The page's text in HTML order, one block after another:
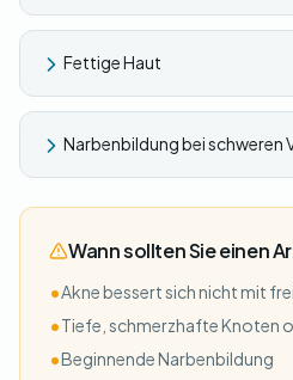
Fettige Haut
Narbenbildung bei schweren
Wann sollten Sie einen
•Akne bessert sich nicht mit
•Tiefe, schmerzhafte Knoten
•Beginnende Narbenbildung